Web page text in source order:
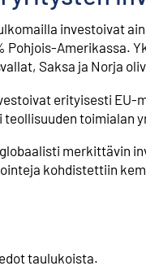
investoivat
Pohjois-Amerikassa.
Saksa ja Norja
erityisesti EU-
toimialan
merkittävin
kohdistettiin
taulukoista.